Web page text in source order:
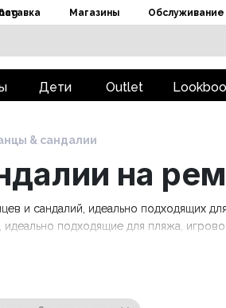
Магазины Обслуживание
Дети Outlet
& сандалии
на
и сандалий, идеально подходящих
идеально подходящие для пляжа,